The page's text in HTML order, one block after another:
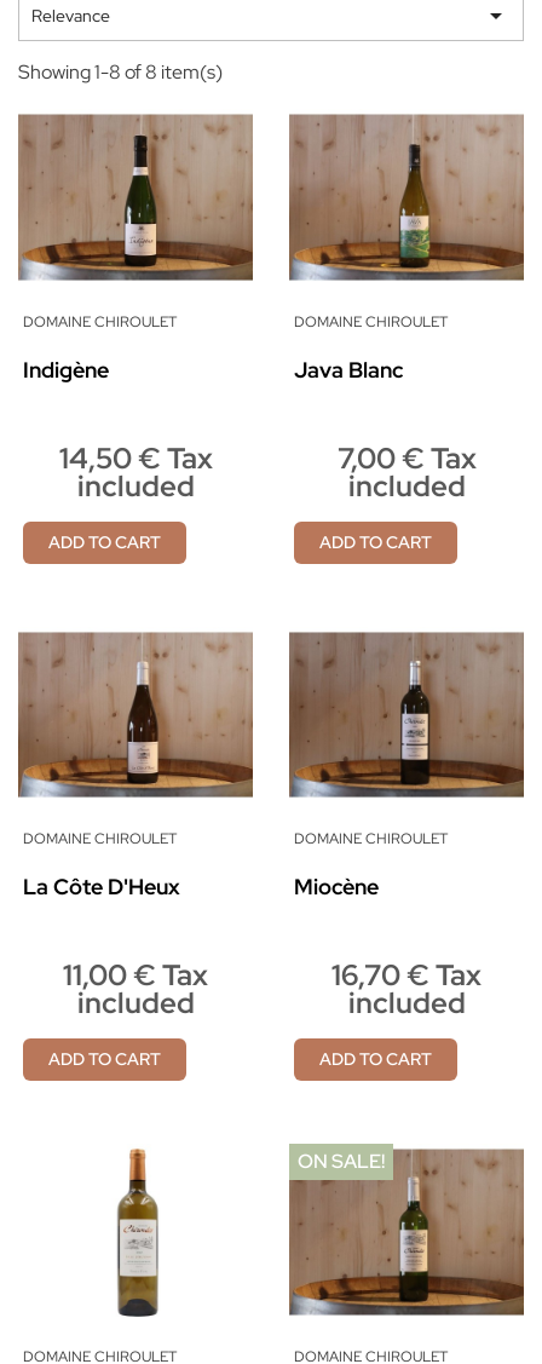
Relevance 
Showing 1-8 of 8 item(s)
DOMAINE CHIROULET
Indigène
14,50 € Tax
included
ADD TO CART
DOMAINE CHIROULET
Java Blanc
7,00 € Tax
included
ADD TO CART
DOMAINE CHIROULET
La Côte D'Heux
11,00 € Tax
included
ADD TO CART
DOMAINE CHIROULET
Miocène
16,70 € Tax
included
ADD TO CART
DOMAINE CHIROULET DOMAINE CHIROULET
ON SALE!